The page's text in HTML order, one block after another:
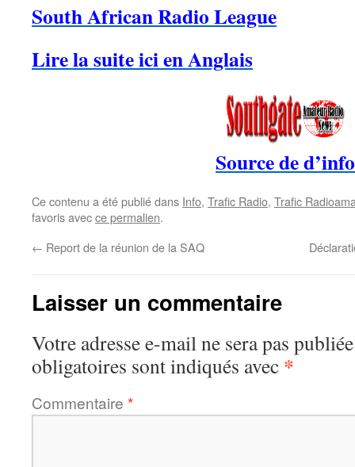
South African Radio League
Lire la suite ici en Anglais
Source de d’info
Ce contenu a été publié dans Info, Trafic Radio, Trafic
favoris avecce permalien.
← Report de la réunion de la SAQ
Laisser un commentaire
Votre adresse e-mail ne sera pas
obligatoires sont indiqués avec *
Commentaire *